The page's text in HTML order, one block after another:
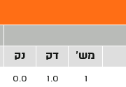
מש' דק נק
1
1.0
0.0